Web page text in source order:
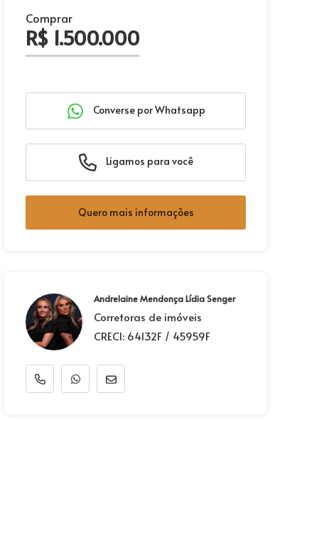
Comprar
R$ 1.500.000
Converse por Whatsapp
Ligamos para você
Quero mais informações
Andrelaine Mendonça Lídia Senger
Corretoras de imóveis
CRECI: 64132F / 45959F